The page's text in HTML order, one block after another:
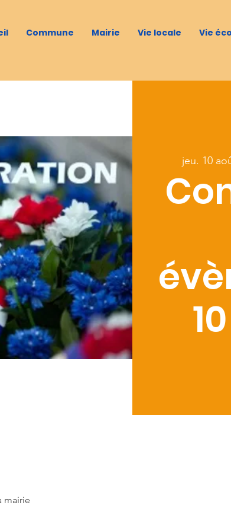
Commune Mairie Vie locale Vie
jeu. 10
mairie